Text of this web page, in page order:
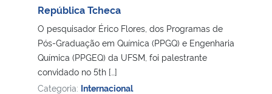
República Tcheca
O pesquisador Érico Flores, dos Programas de
Pós-Graduação em Química (PPGQ) e Engenharia
Química (PPGEQ) da UFSM, foi palestrante
convidado no 5th […]
Categoria: Internacional